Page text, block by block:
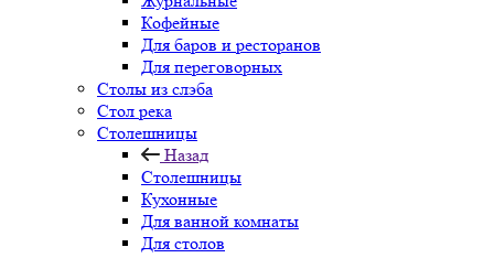
Кофейные
Для баров и ресторанов
Для переговорных
Столы из слэба
Стол река
Столешницы
Назад
Столешницы
Кухонные
Для ванной комнаты
Для столов